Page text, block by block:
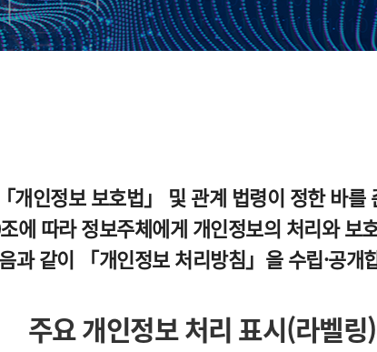
인정보 보호법」 및 관계 법령이 정한 바
따라 정보주체에게 개인정보의 처리와 보
과 같이 「개인정보 처리방침」을 수립·공개
주요 개인정보 처리 표시(라벨링)